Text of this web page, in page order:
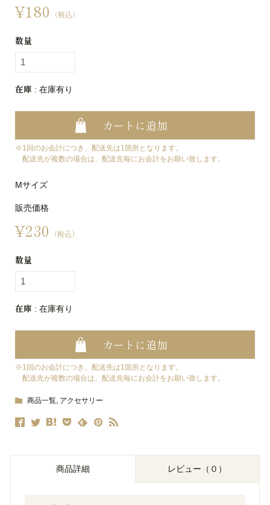
¥180 （税込）
数量
在庫 : 在庫有り
1回のお会計につき、配送先は1箇所となります。
配送先が複数の場合は、配送先毎にお会計をお願い致します。
Mサイズ
販売価格
¥230 （税込）
数量
在庫 : 在庫有り
1回のお会計につき、配送先は1箇所となります。
配送先が複数の場合は、配送先毎にお会計をお願い致します。
商品一覧, アクセサリー
商品詳細 レビュー（０）